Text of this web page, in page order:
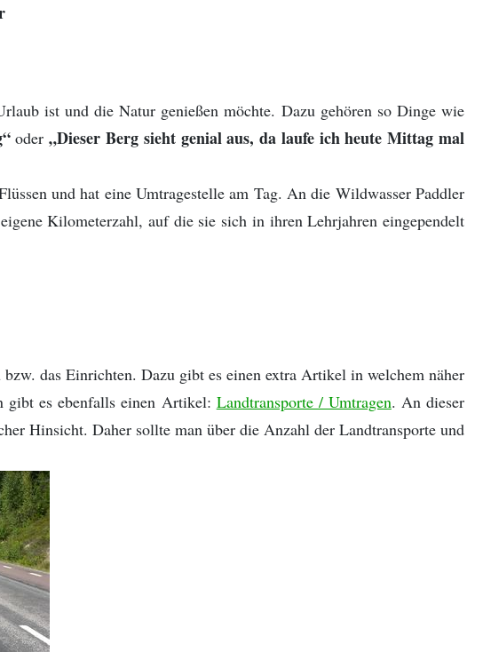
ist und die Natur genießen möchte. Dazu gehören so Dinge wie
oder„Dieser Berg sieht genial aus, da laufe ich heute Mittag mal
und hat eine Umtragestelle am Tag. An die Wildwasser Paddler
Kilometerzahl, auf die sie sich in ihren Lehrjahren eingependelt
das Einrichten. Dazu gibt es einen extra Artikel in welchem näher
gibt es ebenfalls einen Artikel: Landtransporte / Umtragen. An dieser
Hinsicht. Daher sollte man über die Anzahl der Landtransporte und